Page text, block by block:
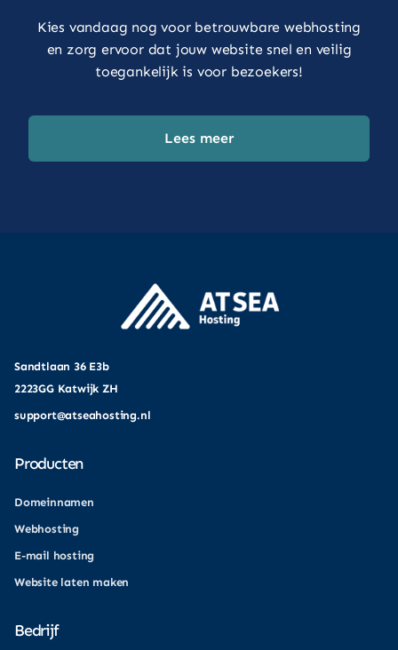
Kies vandaag nog voor betrouwbare webhosting
en zorg ervoor dat jouw website snel en veilig
toegankelijk is voor bezoekers!
Lees meer
Sandtlaan 36 E3b
2223GG Katwijk ZH
support@atseahosting.nl
Producten
Domeinnamen
Webhosting
E-mail hosting
Website laten maken
Bedrijf